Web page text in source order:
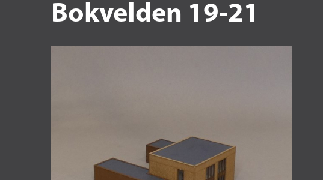
Bokvelden 19-21